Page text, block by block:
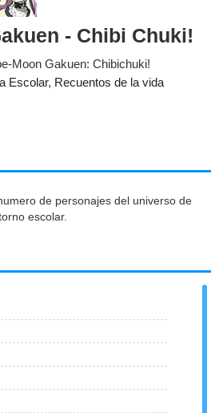
- Chibi Chuki!
Moon Gakuen: Chibichuki!
Escolar, Recuentos de la vida
de personajes del universo de
escolar.